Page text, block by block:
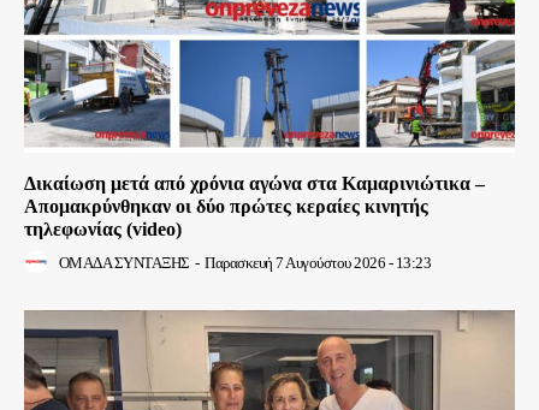
Δικαίωση μετά από χρόνια αγώνα στα Καμαρινιώτικα –
Απομακρύνθηκαν οι δύο πρώτες κεραίες κινητής
τηλεφωνίας (video)
ΟΜΑΔΑ ΣΥΝΤΑΞΗΣ - Παρασκευή 7 Αυγούστου 2026 - 13:23